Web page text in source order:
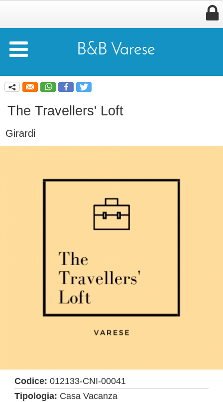

 B&B Varese
q
The Travellers' Loft
Girardi
Codice:012133-CNI-00041
Tipologia: Casa Vacanza